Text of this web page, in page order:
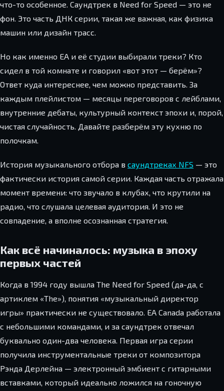
что-то особенное. Саундтрек в Need for Speed — это не
фон. Это часть ДНК серии, такая же важная, как физика
машин или дизайн трасс.
Но как именно EA и её студии выбирали треки? Кто
сидел в той комнате и говорил «вот этот — берём»?
Ответ куда интереснее, чем можно представить. За
каждым плейлистом — месяцы переговоров с лейблами,
внутренние дебаты, культурный контекст эпохи и, порой,
чистая случайность. Давайте разберём эту кухню по
полочкам.
История музыкального отбора в саундтреках NFS — это
фактически история самой серии. Каждая часть отражала
момент времени: что звучало в клубах, что крутили на
радио, что слушала целевая аудитория. И это не
совпадение, а вполне осознанная стратегия.
Как всё начиналось: музыка в эпоху
первых частей
Когда в 1994 году вышла The Need for Speed (да-да, с
артиклем «The»), понятия «музыкальный директор
игры» практически не существовало. EA Canada работала
с небольшими командами, и за саундтрек отвечал
буквально один-два человека. Первая игра серии
получила инструментальные треки от композитора
Рэнда Дерлейна — электронный эмбиент с гитарными
вставками, который идеально ложился на гоночную